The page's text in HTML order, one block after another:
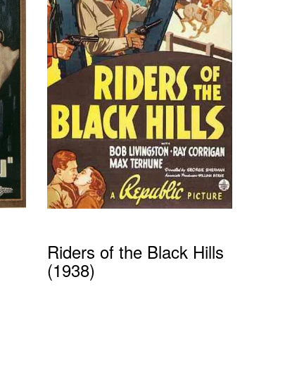
Riders of the Black Hills
(1938)